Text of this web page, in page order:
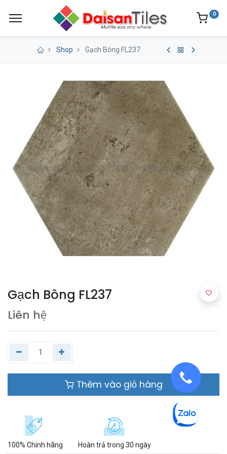
0
Shop Gạch Bông FL237
Gạch Bông FL237
Liên hệ
Thêm vào giỏ hàng
100% Chính hãng Hoàn trả trong 30 ngày